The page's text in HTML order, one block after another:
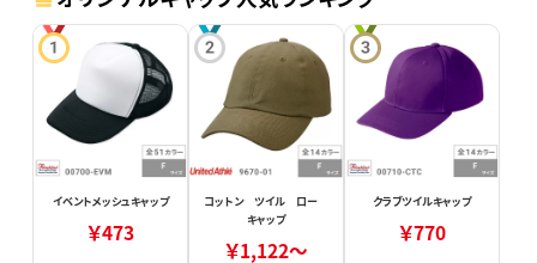
イベントメッシュキャップ
￥473
コットン ツイル ロー
キャップ
￥1,122～
クラブツイルキャップ
￥770